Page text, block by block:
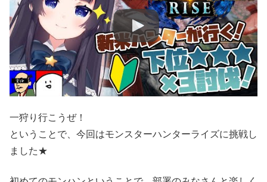
一狩り行こうぜ！
ということで、今回はモンスターハンターライズに挑戦し
ました★